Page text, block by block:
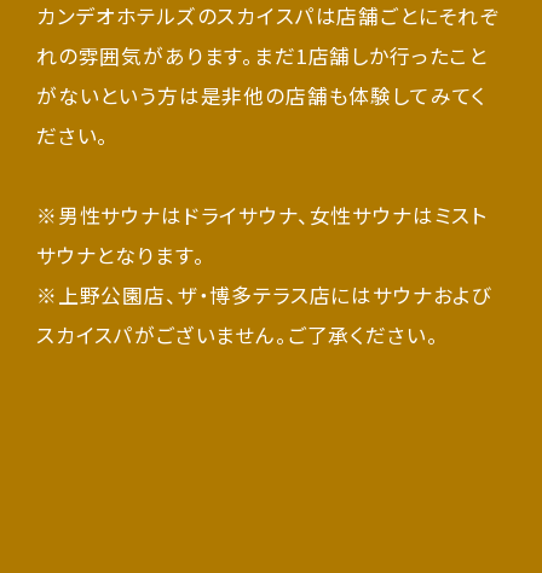
カンデオホテルズのスカイスパは店舗ごとにそれぞ
れの雰囲気があります。まだ1店舗しか行ったこと
がないという方は是非他の店舗も体験してみてく
ださい。
※男性サウナはドライサウナ、女性サウナはミスト
サウナとなります。
※上野公園店、ザ・博多テラス店にはサウナおよび
スカイスパがございません。ご了承ください。